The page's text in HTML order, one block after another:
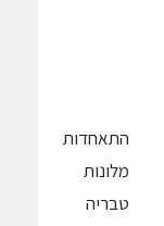
התאחדות
מלונות
טבריה